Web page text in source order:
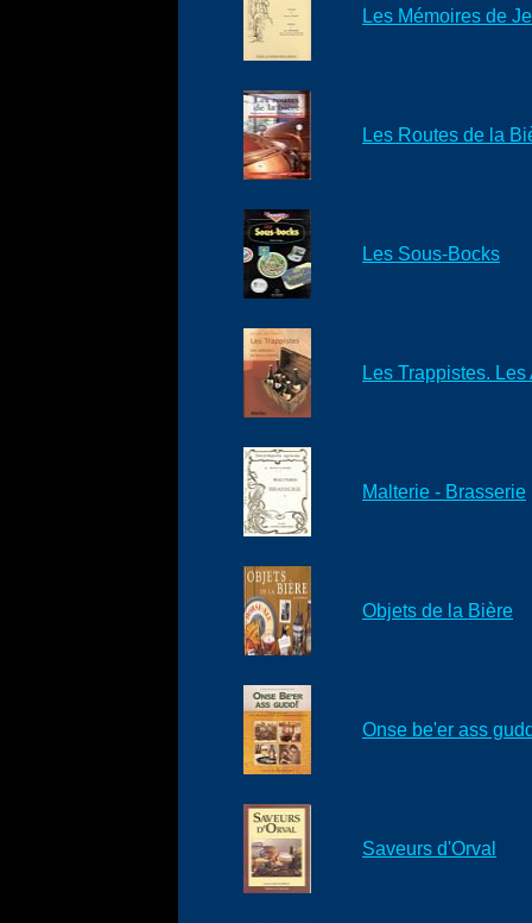
Les Mémoires de
Les Routes de la
Les Sous-Bocks
Les Trappistes.
Malterie - Brasserie
Objets de la Bière
Onse be'er ass
Saveurs d'Orval